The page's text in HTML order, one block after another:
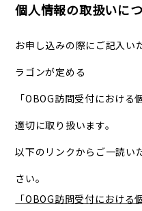
個人情報の取扱いに
お申し込みの際にご記入い
ラゴンが定める
「OBOG訪問受付における
適切に取り扱います。
以下のリンクからご一読い
さい。
「OBOG訪問受付における